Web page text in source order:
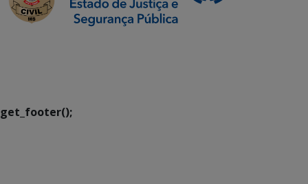
get_footer();